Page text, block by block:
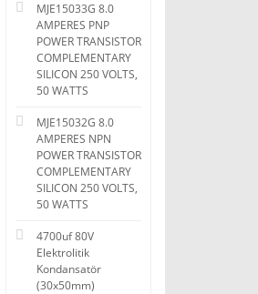
MJE15033G 8.0
AMPERES PNP
POWER TRANSISTOR
COMPLEMENTARY
SILICON 250 VOLTS,
50 WATTS
MJE15032G 8.0
AMPERES NPN
POWER TRANSISTOR
COMPLEMENTARY
SILICON 250 VOLTS,
50 WATTS
4700uf 80V
Elektrolitik
Kondansatör
(30x50mm)